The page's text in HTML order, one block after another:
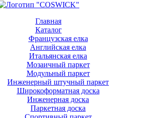
Главная
Каталог
Французская елка
Английская елка
Итальянская елка
Мозаичный паркет
Модульный паркет
Инженерный штучный паркет
Широкоформатная доска
Инженерная доска
Паркетная доска